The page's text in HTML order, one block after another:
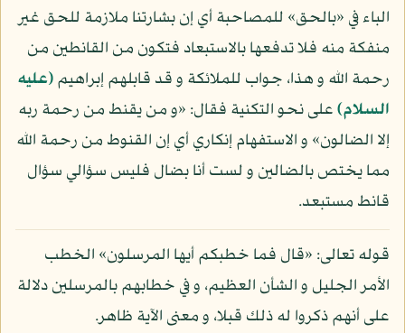
الباء في «بالحق» للمصاحبة أي إن بشارتنا ملازمة للحق غير
منفكة منه فلا تدفعها بالاستبعاد فتكون من القانطين من
رحمة الله و هذا، جواب للملائكة و قد قابلهم إبراهيم(عليه
السلام)على نحو التكنية فقال: «و من يقنط من رحمة ربه
إلا الضالون» و الاستفهام إنكاري أي إن القنوط من رحمة الله
مما يختص بالضالين و لست أنا بضال فليس سؤالي سؤال
قانط مستبعد.
قوله تعالى: «قال فما خطبكم أيها المرسلون» الخطب
الأمر الجليل و الشأن العظيم، و في خطابهم بالمرسلين دلالة
على أنهم ذكروا له ذلك قبلا، و معنى الآية ظاهر.